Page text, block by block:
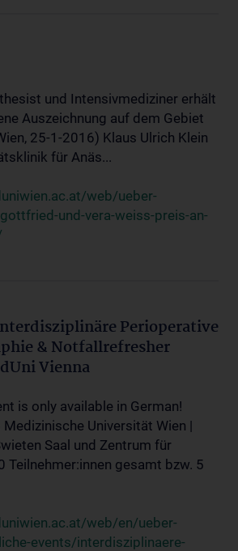
und Intensivmediziner erhält
Auszeichnung auf dem Gebiet
25-1-2016) Klaus Ulrich Klein
für Anäs...
web/ueber-
und-vera-weiss-preis-an-
Perioperative
& Notfallrefresher
Vienna
is only available in German!
Universität Wien |
Saal und Zentrum für
Teilnehmer:innen gesamt bzw. 5
web/en/ueber-
events/interdisziplinaere-